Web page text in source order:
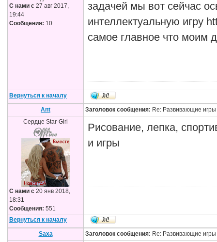
С нами с 27 авг 2017,
19:44
Сообщения: 10
задачей мы вот сейчас
интеллектуальную игру
самое главное что моим
Вернуться к началу
Ant Заголовок сообщения: Re: Развивающие игры
Сердце Star-Girl
С нами с 20 янв 2018,
18:31
Сообщения: 551
Рисование, лепка,
и игры
Вернуться к началу
Saxa Заголовок сообщения: Re: Развивающие игры